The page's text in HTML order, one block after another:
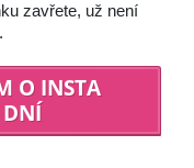
zavřete, už není
O INSTA